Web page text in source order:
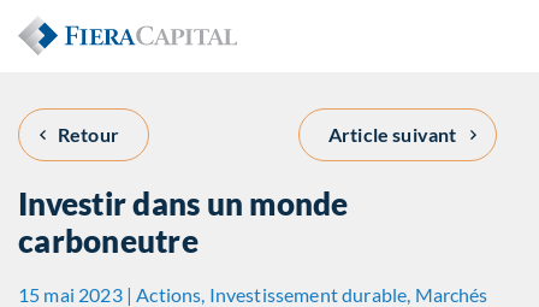
Retour
Investir dans un monde
carboneutre
15 mai 2023 | Actions, Investissement durable, Marchés
Article suivant